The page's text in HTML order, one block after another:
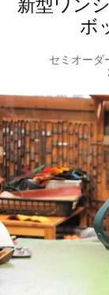
新型ワン
ボ
セミオーダ